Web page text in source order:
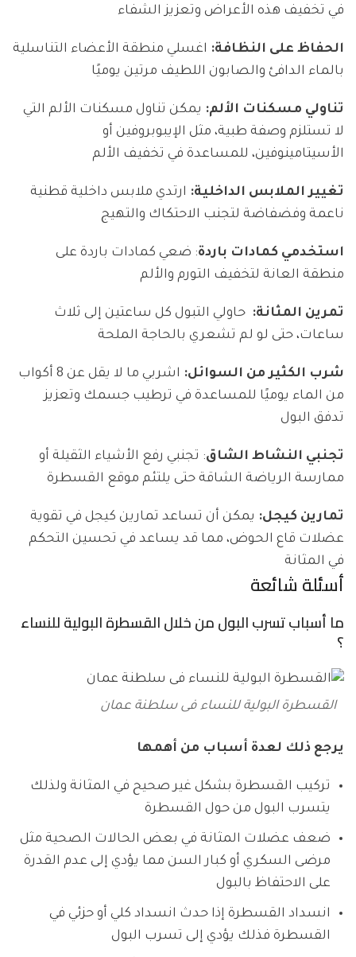
في تخفيف هذه الأعراض وتعزيز الشفاء
الحفاظ على النظافة: اغسلي منطقة الأعضاء التناسلية
بالماء الدافئ والصابون اللطيف مرتين يوميًا
تناولي مسكنات الألم: يمكن تناول مسكنات الألم التي
لا تستلزم وصفة طبية، مثل الإيبوبروفين أو
الأسيتامينوفين، للمساعدة في تخفيف الألم
تغيير الملابس الداخلية: ارتدي ملابس داخلية قطنية
ناعمة وفضفاضة لتجنب الاحتكاك والتهيج
استخدمي كمادات باردة: ضعي كمادات باردة على
منطقة العانة لتخفيف التورم والألم
تمرين المثانة: حاولي التبول كل ساعتين إلى ثلاث
ساعات، حتى لو لم تشعري بالحاجة الملحة
شرب الكثير من السوائل:
اشربي ما لا يقل عن 8 أكواب
من الماء يوميًا للمساعدة في ترطيب جسمك وتعزيز
تدفق البول
تجنبي النشاط الشاق: تجنبي رفع الأشياء الثقيلة أو
ممارسة الرياضة الشاقة حتى يلتئم موقع القسطرة
تمارين كيجل: يمكن أن تساعد تمارين كيجل في تقوية
عضلات قاع الحوض، مما قد يساعد في تحسين التحكم
في المثانة
أسئلة شائعة
ما أسباب تسرب البول من خلال القسطرة البولية للنساء
؟
القسطرة البولية للنساء فى سلطنة عمان
يرجع ذلك لعدة أسباب من أهمها
تركيب القسطرة بشكل غير صحيح في المثانة ولذلك
يتسرب البول من حول القسطرة
ضعف عضلات المثانة في بعض الحالات الصحية مثل
مرضى السكري أو كبار السن مما يؤدي إلى عدم القدرة
على الاحتفاظ بالبول
انسداد القسطرة إذا حدث انسداد كلي أو حزئي في
القسطرة فذلك يؤدي إلى تسرب البول